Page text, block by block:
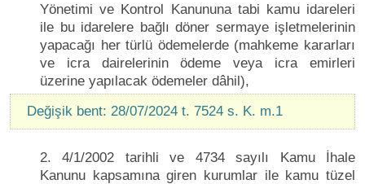
Yönetimi ve Kontrol Kanununa tabi kamu idareleri
ile bu idarelere bağlı döner sermaye işletmelerinin
yapacağı her türlü ödemelerde (mahkeme kararları
ve icra dairelerinin ödeme veya icra emirleri
üzerine yapılacak ödemeler dâhil),
Değişik bent: 28/07/2024 t. 7524 s. K. m.1
2. 4/1/2002 tarihli ve 4734 sayılı Kamu İhale
Kanunu kapsamına giren kurumlar ile kamu tüzel